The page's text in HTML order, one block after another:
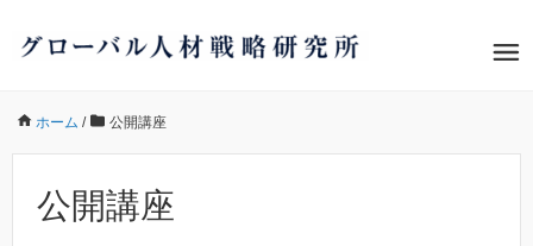
ホーム / 公開講座
公開講座